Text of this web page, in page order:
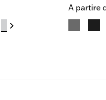
A partire